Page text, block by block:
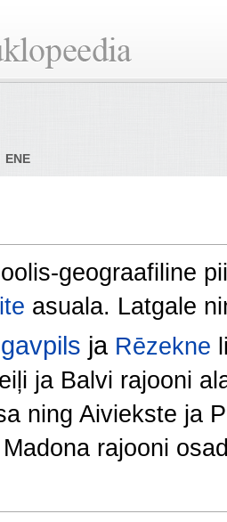
ENE
geograafiline
asuala. Latgale
ja Rēzekne
ja Balvi rajooni
ning Aiviekste ja
rajooni